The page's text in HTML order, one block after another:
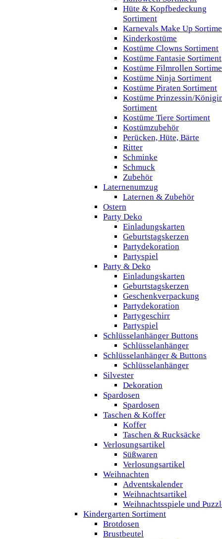
Hüte & Kopfbedeckung
Sortiment
Karnevals Make Up
Kinderkostüme
Kostüme Clowns Sortiment
Kostüme Fantasie Sortiment
Kostüme Filmrollen
Kostüme Ninja Sortiment
Kostüme Piraten Sortiment
Kostüme Prinzessin/
Sortiment
Kostüme Tiere Sortiment
Kostümzubehör
Perücken, Hüte, Bärte
Ritter
Schminke
Schmuck
Zubehör
Laternenumzug
Laternen & Zubehör
Ostern
Party Deko
Einladungskarten
Geburtstagskerzen
Partydekoration
Partyspiel
Party & Deko
Einladungskarten
Geburtstagskerzen
Geschenkverpackung
Partydekoration
Partygeschirr
Partyspiel
Schlüsselanhänger Buttons
Schlüsselanhänger
Schlüsselanhänger & Buttons
Schlüsselanhänger
Silvester
Dekoration
Spardosen
Spardosen
Taschen & Koffer
Koffer
Taschen & Rucksäcke
Verlosungsartikel
Süßwaren
Verlosungsartikel
Weihnachten
Adventskalender
Weihnachtsartikel
Weihnachtsspiele und
Kindergarten Sortiment
Brotdosen
Brustbeutel